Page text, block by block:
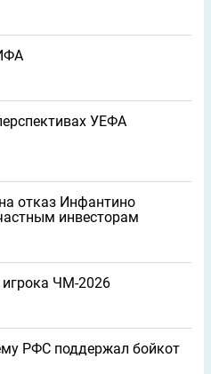
УЕФА
отказ Инфантино
инвесторам
игрока ЧМ-2026
РФС поддержал бойкот